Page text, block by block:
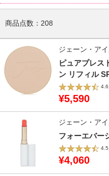
商品点数： 208
ジェーン・ア
ピュアプレス
ン リフィル
4.6
¥5,590
ジェーン・ア
フォーエバー
4.5
¥4,060